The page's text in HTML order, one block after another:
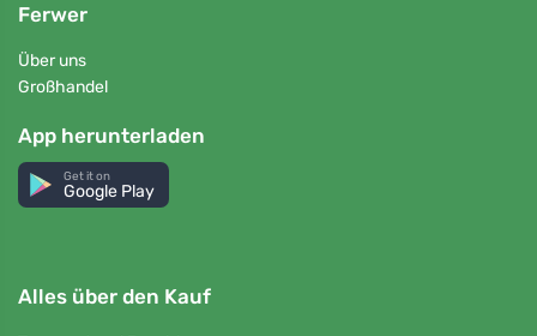
Ferwer
Über uns
Großhandel
App herunterladen
Get it on
Google Play
Alles über den Kauf